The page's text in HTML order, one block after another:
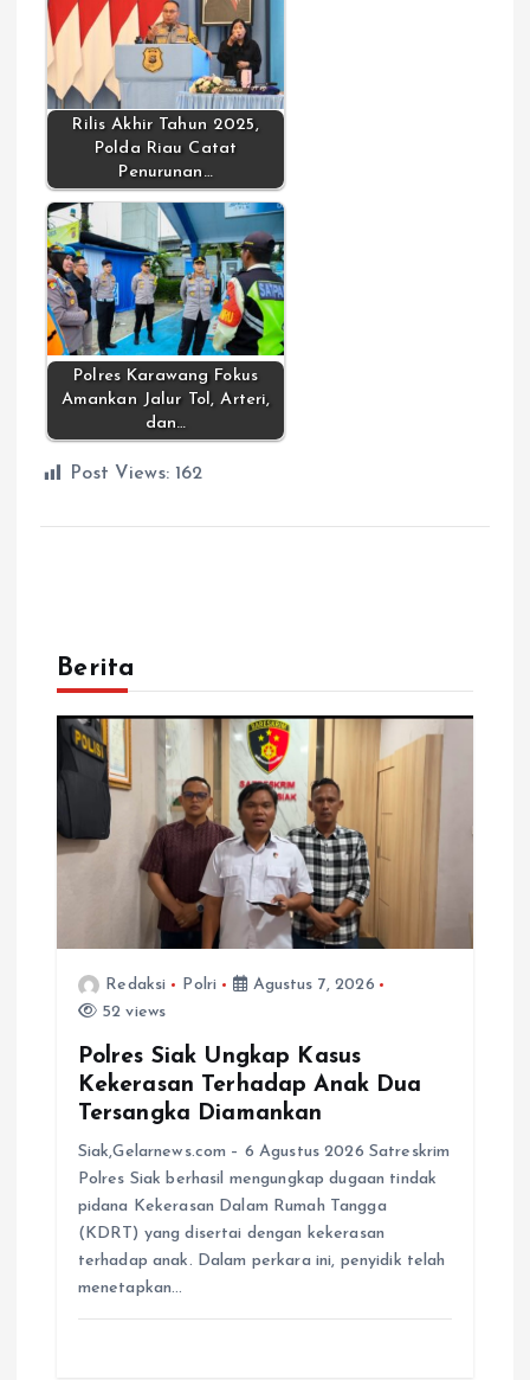
Rilis Akhir Tahun 2025,
Polda Riau Catat
Penurunan…
Polres Karawang Fokus
Amankan Jalur Tol, Arteri,
dan…
Post Views: 162
Berita
Redaksi Polri
Agustus 7, 2026
52 views
Polres Siak Ungkap Kasus
Kekerasan Terhadap Anak Dua
Tersangka Diamankan
Siak,Gelarnews.com – 6 Agustus 2026 Satreskrim
Polres Siak berhasil mengungkap dugaan tindak
pidana Kekerasan Dalam Rumah Tangga
(KDRT) yang disertai dengan kekerasan
terhadap anak. Dalam perkara ini, penyidik telah
menetapkan…